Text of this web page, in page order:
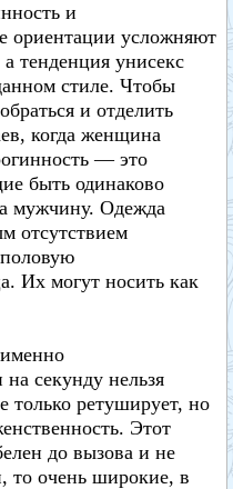
и
ориентации усложняют
тенденция унисекс
стиле. Чтобы
и отделить
когда женщина
— это
быть одинаково
мужчину. Одежда
отсутствием
Их могут носить как
секунду нельзя
только ретуширует, но
Этот
до вызова и не
то очень широкие, в